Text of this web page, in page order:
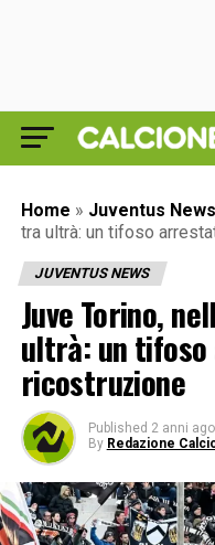
Home » Juventus News
tra ultrà: un tifoso
JUVENTUS NEWS
Juve Torino,
ultrà: un
ricostruzione
Published 2 anni ago
By Redazione